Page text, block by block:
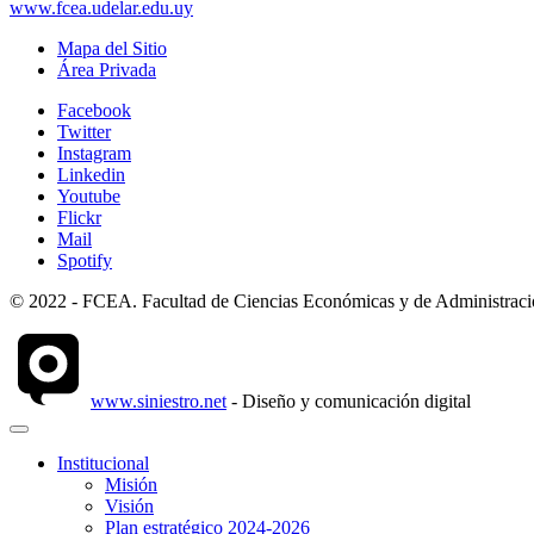
www.fcea.udelar.edu.uy
Mapa del Sitio
Área Privada
Facebook
Twitter
Instagram
Linkedin
Youtube
Flickr
Mail
Spotify
© 2022 - FCEA. Facultad de Ciencias Económicas y de
www.siniestro.net - Diseño y comunicación digital
Institucional
Misión
Visión
Plan estratégico 2024-2026